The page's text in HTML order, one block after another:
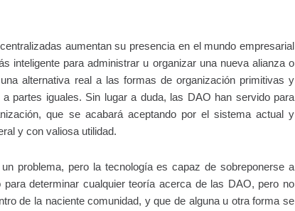
aumentan su presencia en el mundo empresarial
inteligente para administrar u organizar una nueva alianza o
alternativa real a las formas de organización primitivas y
partes iguales. Sin lugar a duda, las DAO han servido para
que se acabará aceptando por el sistema actual y
y con valiosa utilidad.
problema, pero la tecnología es capaz de sobreponerse a
determinar cualquier teoría acerca de las DAO, pero no
de la naciente comunidad, y que de alguna u otra forma se